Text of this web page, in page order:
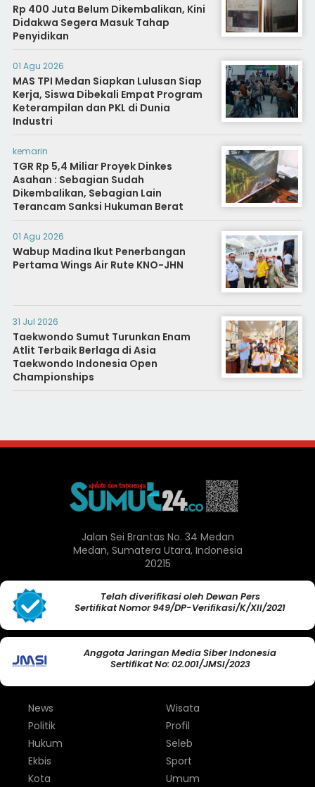
Rp 400 Juta Belum Dikembalikan, Kini
Didakwa Segera Masuk Tahap
Penyidikan
01 Agu 2026
MAS TPI Medan Siapkan Lulusan Siap
Kerja, Siswa Dibekali Empat Program
Keterampilan dan PKL di Dunia
Industri
kemarin
TGR Rp 5,4 Miliar Proyek Dinkes
Asahan : Sebagian Sudah
Dikembalikan, Sebagian Lain
Terancam Sanksi Hukuman Berat
01 Agu 2026
Wabup Madina Ikut Penerbangan
Pertama Wings Air Rute KNO-JHN
31 Jul 2026
Taekwondo Sumut Turunkan Enam
Atlit Terbaik Berlaga di Asia
Taekwondo Indonesia Open
Championships
Jalan Sei Brantas No. 34 Medan
Medan, Sumatera Utara, Indonesia
20215
Telah diverifikasi oleh Dewan Pers
Sertifikat Nomor 949/DP-Verifikasi/K/XII/2021
Anggota Jaringan Media Siber Indonesia
Sertifikat No: 02.001/JMSI/2023
News
Politik
Hukum
Ekbis
Kota
Wisata
Profil
Seleb
Sport
Umum